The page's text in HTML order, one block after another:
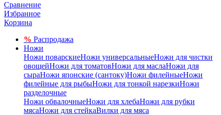
Сравнение
Избранное
Корзина
% Распродажа
Ножи
Ножи поварскиеНожи универсальныеНожи для чистки
овощейНожи для томатовНожи для маслаНожи для
сыраНожи японские (сантоку)Ножи филейныеНожи
филейные для рыбыНожи для тонкой нарезкиНожи
разделочные
Ножи обвалочныеНожи для хлебаНожи для рубки
мясаНожи для стейкаВилки для мяса